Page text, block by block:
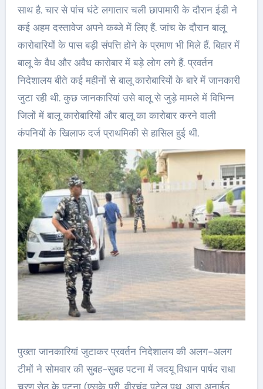
साथ है. चार से पांच घंटे लगातार चली छापामारी के दौरान ईडी ने
कई अहम दस्तावेज अपने कब्जे में लिए हैं. जांच के दौरान बालू
कारोबारियों के पास बड़ी संपत्ति होने के प्रमाण भी मिले हैं. बिहार में
बालू के वैध और अवैध कारोबार में बड़े लोग लगे हैं. प्रवर्तन
निदेशालय बीते कई महीनों से बालू कारोबारियों के बारे में जानकारी
जुटा रही थी. कुछ जानकारियां उसे बालू से जुड़े मामले में विभिन्न
जिलों में बालू कारोबारियों और बालू का कारोबार करने वाली
कंपनियों के खिलाफ दर्ज प्राथमिकी से हासिल हुई थी.
पुख्ता जानकारियां जुटाकर प्रवर्तन निदेशालय की अलग-अलग
टीमों ने सोमवार की सुबह-सुबह पटना में जदयू विधान पार्षद राधा